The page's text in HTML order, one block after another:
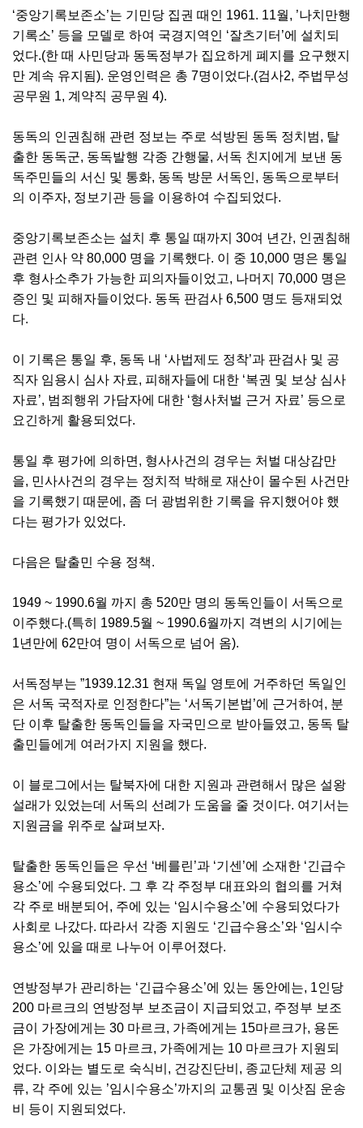
‘중앙기록보존소’는 기민당 집권 때인 1961. 11월, ’나치만행
기록소’ 등을 모델로 하여 국경지역인 ‘잘츠기터’에 설치되
었다.(한 때 사민당과 동독정부가 집요하게 폐지를 요구했지
만 계속 유지됨). 운영인력은 총 7명이었다.(검사2, 주법무성
공무원 1, 계약직 공무원 4).
동독의 인권침해 관련 정보는 주로 석방된 동독 정치범, 탈
출한 동독군, 동독발행 각종 간행물, 서독 친지에게 보낸 동
독주민들의 서신 및 통화, 동독 방문 서독인, 동독으로부터
의 이주자, 정보기관 등을 이용하여 수집되었다.
중앙기록보존소는 설치 후 통일 때까지 30여 년간, 인권침해
관련 인사 약 80,000 명을 기록했다. 이 중 10,000 명은 통일
후 형사소추가 가능한 피의자들이었고, 나머지 70,000 명은
증인 및 피해자들이었다. 동독 판검사 6,500 명도 등재되었
다.
이 기록은 통일 후, 동독 내 ‘사법제도 정착’과 판검사 및 공
직자 임용시 심사 자료, 피해자들에 대한 ‘복권 및 보상 심사
자료’, 범죄행위 가담자에 대한 ‘형사처벌 근거 자료’ 등으로
요긴하게 활용되었다.
통일 후 평가에 의하면, 형사사건의 경우는 처벌 대상감만
을, 민사사건의 경우는 정치적 박해로 재산이 몰수된 사건만
을 기록했기 때문에, 좀 더 광범위한 기록을 유지했어야 했
다는 평가가 있었다.
다음은 탈출민 수용 정책.
1949 ~ 1990.6월 까지 총 520만 명의 동독인들이 서독으로
이주했다.(특히 1989.5월 ~ 1990.6월까지 격변의 시기에는
1년만에 62만여 명이 서독으로 넘어 옴).
서독정부는 ”1939.12.31 현재 독일 영토에 거주하던 독일인
은 서독 국적자로 인정한다”는 ‘서독기본법’에 근거하여, 분
단 이후 탈출한 동독인들을 자국민으로 받아들였고, 동독 탈
출민들에게 여러가지 지원을 했다.
이 블로그에서는 탈북자에 대한 지원과 관련해서 많은 설왕
설래가 있었는데 서독의 선례가 도움을 줄 것이다. 여기서는
지원금을 위주로 살펴보자.
탈출한 동독인들은 우선 ‘베를린’과 ‘기센’에 소재한 ‘긴급수
용소’에 수용되었다. 그 후 각 주정부 대표와의 협의를 거쳐
각 주로 배분되어, 주에 있는 ‘임시수용소’에 수용되었다가
사회로 나갔다. 따라서 각종 지원도 ‘긴급수용소’와 ‘임시수
용소’에 있을 때로 나누어 이루어졌다.
연방정부가 관리하는 ‘긴급수용소’에 있는 동안에는, 1인당
200 마르크의 연방정부 보조금이 지급되었고, 주정부 보조
금이 가장에게는 30 마르크, 가족에게는 15마르크가, 용돈
은 가장에게는 15 마르크, 가족에게는 10 마르크가 지원되
었다. 이와는 별도로 숙식비, 건강진단비, 종교단체 제공 의
류, 각 주에 있는 ’임시수용소’까지의 교통권 및 이삿짐 운송
비 등이 지원되었다.